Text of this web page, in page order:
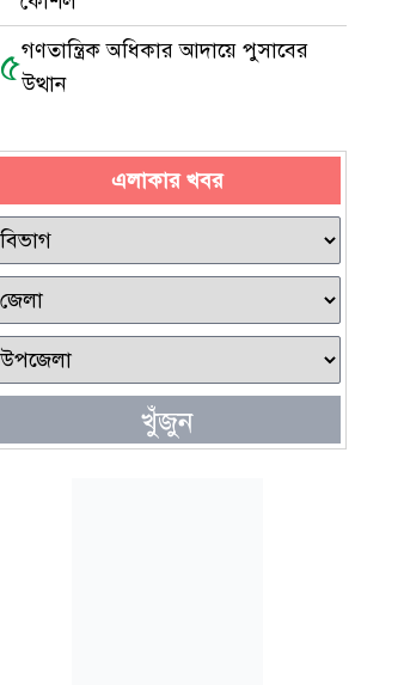
৫গণতান্ত্রিক অধিকার আদায়ে পুসাবের
উত্থান
এলাকার খবর
খুঁজুন